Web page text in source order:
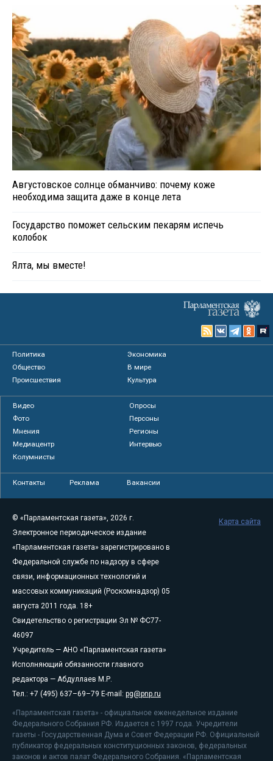
Августовское солнце обманчиво: почему коже
необходима защита даже в конце лета
Государство поможет сельским пекарям испечь
колобок
Ялта, мы вместе!
Политика
Экономика
Общество
В мире
Происшествия
Культура
Видео
Опросы
Фото
Персоны
Мнения
Регионы
Медиацентр
Интервью
Колумнисты
Контакты Реклама Вакансии
© «Парламентская газета», 2026 г.
Электронное периодическое издание
«Парламентская газета» зарегистрировано в
Федеральной службе по надзору в сфере
связи, информационных технологий и
массовых коммуникаций (Роскомнадзор) 05
августа 2011 года. 18+
Свидетельство о регистрации Эл № ФС77-
46097
Учредитель — АНО «Парламентская газета»
Исполняющий обязанности главного
редактора — Абдуллаев М.Р.
Тел.: +7 (495) 637–69–79 E-mail: pg@pnp.ru
«Парламентская газета» - официальное еженедельное издание
Федерального Собрания РФ. Издается с 1997 года. Учредители
газеты - Государственная Дума и Совет Федерации РФ. Официальный
публикатор федеральных конституционных законов, федеральных
законов и актов палат Федерального Собрания. «Парламентская
Карта сайта